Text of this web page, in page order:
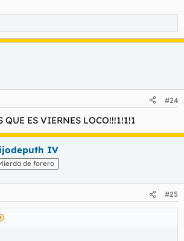
#24
QUE ES VIERNES LOCO!!!1!1!1
IV
de forero
#25